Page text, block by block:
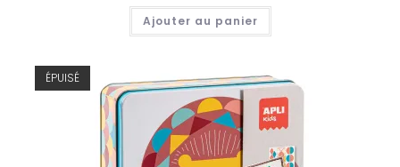
Ajouter au panier
ÉPUISÉ